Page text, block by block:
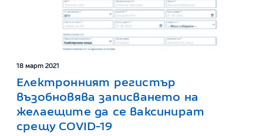
18 март 2021
Електронният регистър
възобновява записването на
желаещите да се ваксинират
срещу COVID-19